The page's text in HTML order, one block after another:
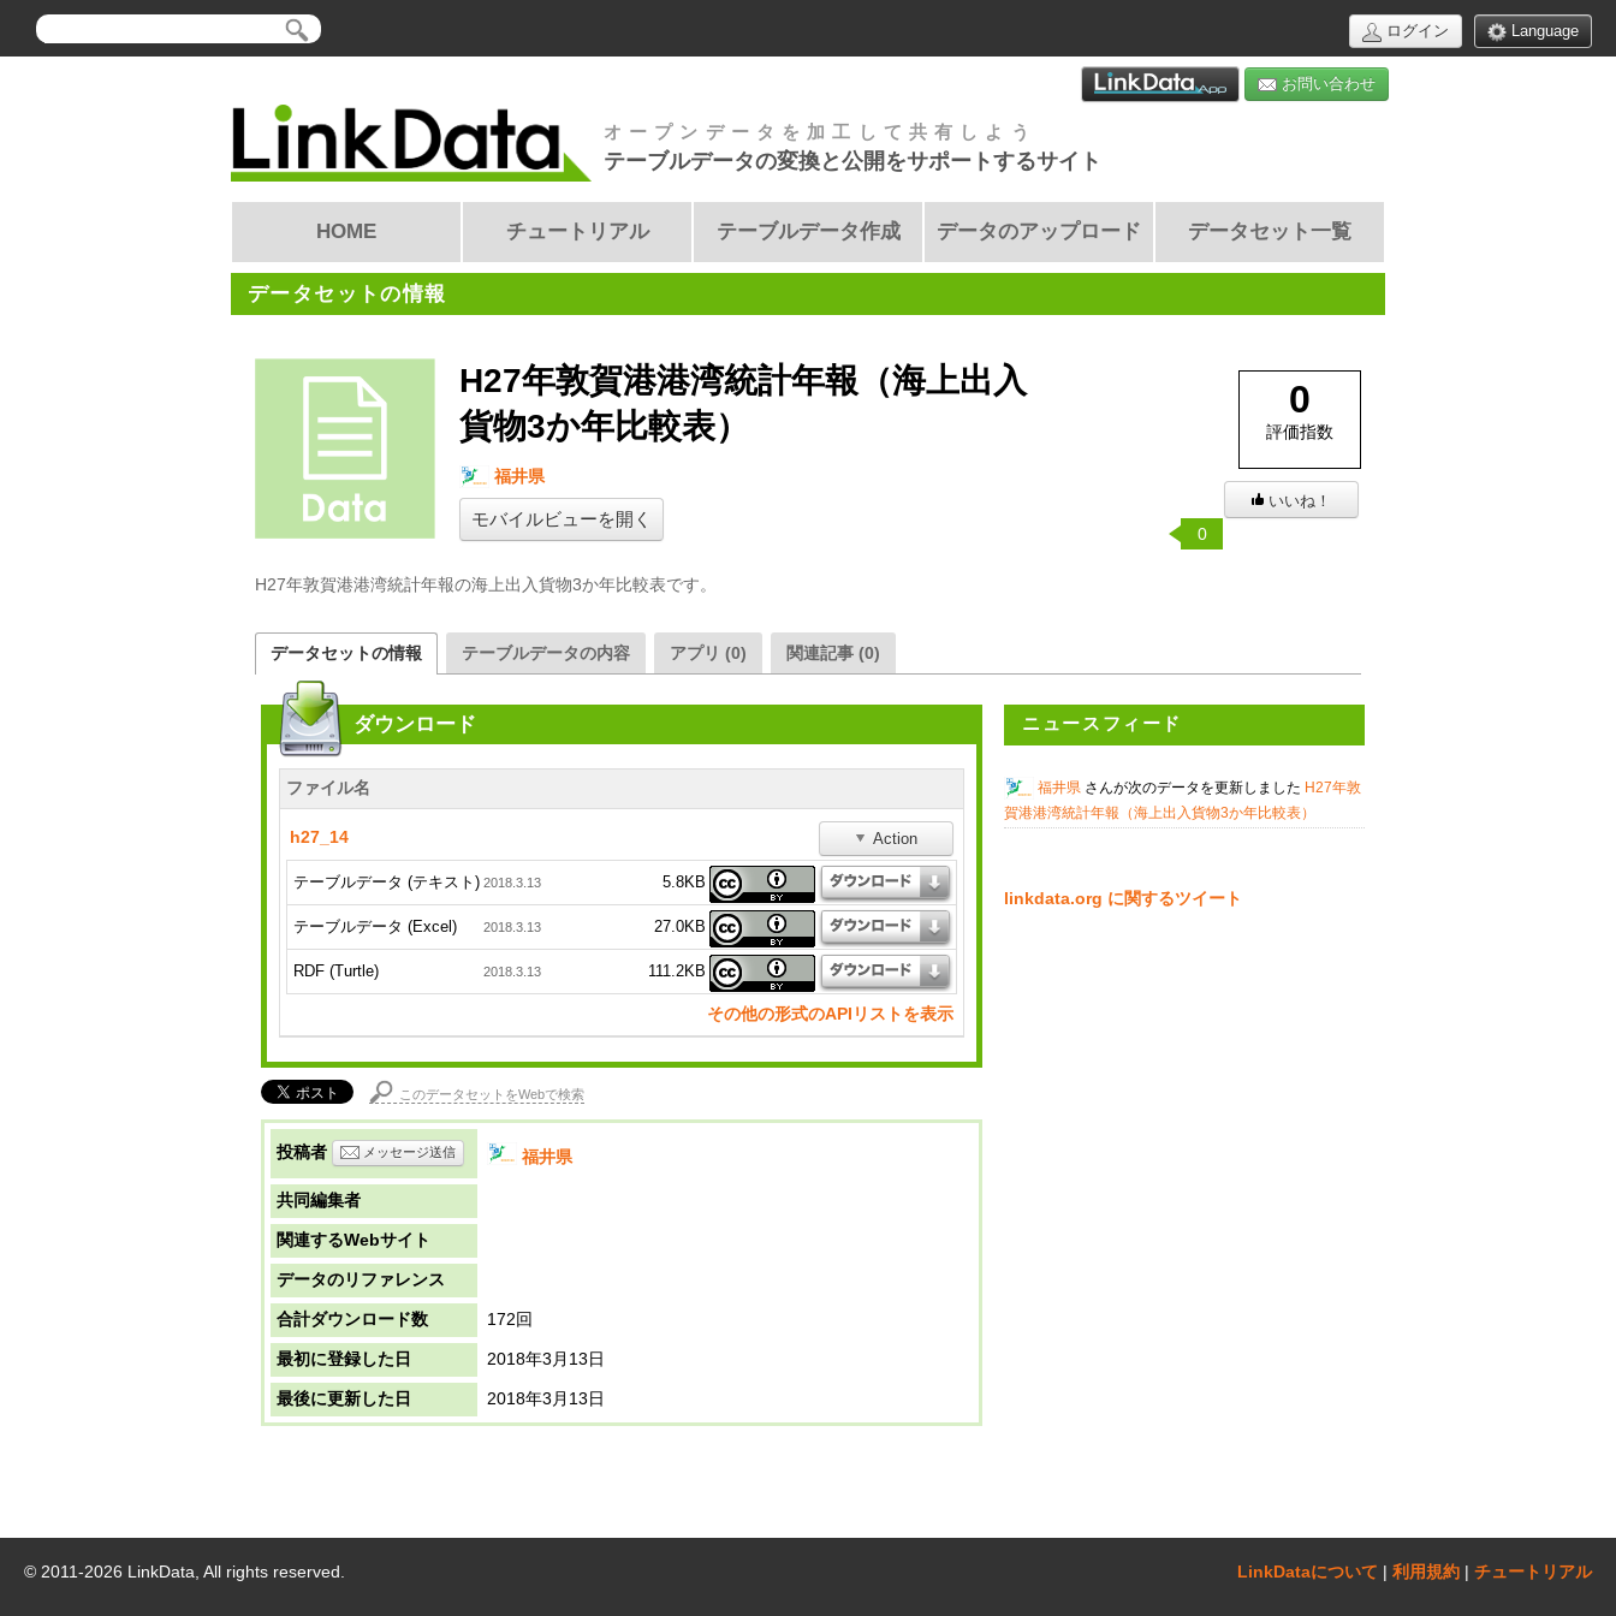
Language
ログイン
お問い合わせ
オープンデータを加工して共有しよう
テーブルデータの変換と公開をサポートするサイト
HOME チュートリアル テーブルデータ作成 データのアップロード データセット一覧
データセットの情報
H27年敦賀港港湾統計年報（海上出入
貨物3か年比較表）
福井県
モバイルビューを開く
H27年敦賀港港湾統計年報の海上出入貨物3か年比較表です。
0
評価指数
いいね！
0
データセットの情報 テーブルデータの内容 アプリ (0) 関連記事 (0)
ダウンロード
ファイル名
h27_14 Action
テーブルデータ (テキスト) 2018.3.13 5.8KB
テーブルデータ (Excel) 2018.3.13 27.0KB
RDF (Turtle) 2018.3.13 111.2KB
その他の形式のAPIリストを表示
このデータセットをWebで検索
投稿者 メッセージ送信 福井県
共同編集者
関連するWebサイト
データのリファレンス
合計ダウンロード数 172回
最初に登録した日 2018年3月13日
最後に更新した日 2018年3月13日
ニュースフィード
福井県 さんが次のデータを更新しました H27年敦
賀港港湾統計年報（海上出入貨物3か年比較表）
linkdata.org に関するツイート
© 2011-2026 LinkData, All rights reserved. LinkDataについて‎ | 利用規約 | チュートリアル